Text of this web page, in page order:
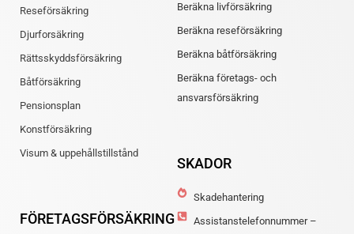
Reseförsäkring
Djurforsäkring
Rättsskyddsförsäkring
Båtförsäkring
Pensionsplan
Konstförsäkring
Visum & uppehållstillstånd
FÖRETAGSFÖRSÄKRING
Beräkna livförsäkring
Beräkna reseförsäkring
Beräkna båtförsäkring
Beräkna företags- och
ansvarsförsäkring
SKADOR
Skadehantering
Assistanstelefonnummer –